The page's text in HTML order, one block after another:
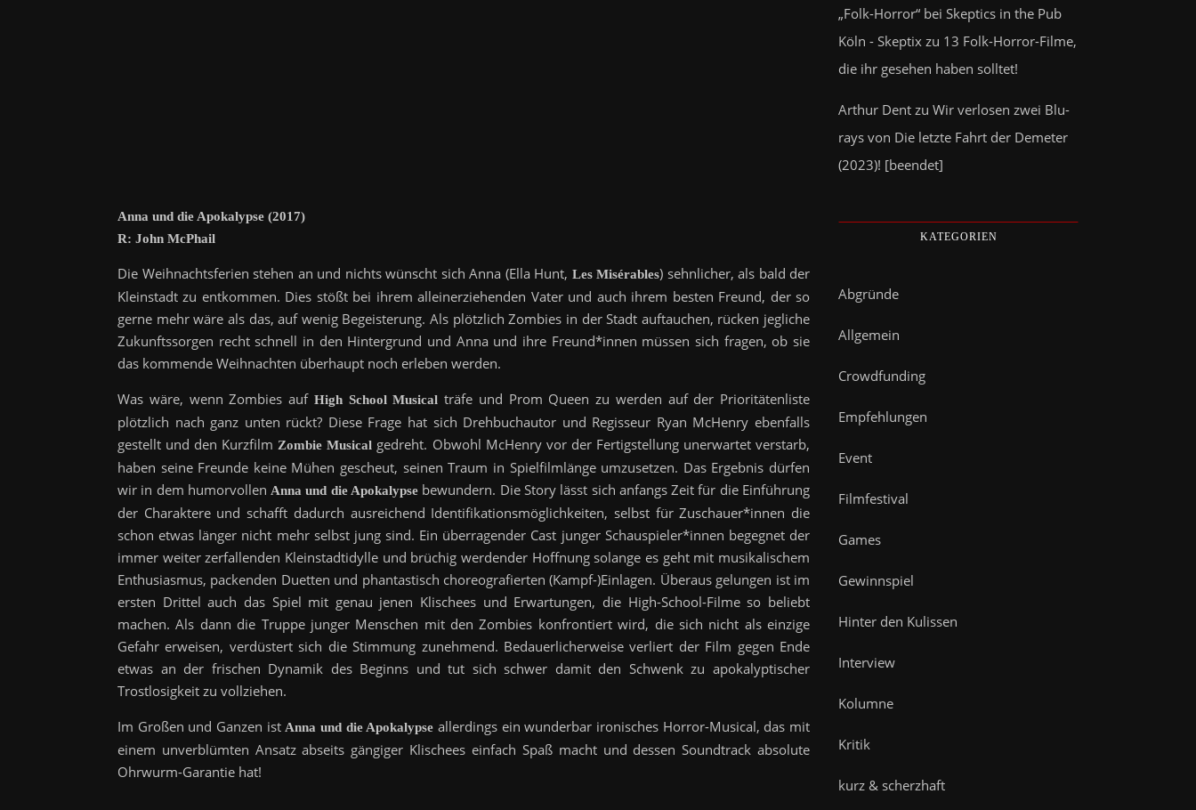
Anna und die Apokalypse (2017)
R: John McPhail
Die Weihnachtsferien stehen an und nichts wünscht sich Anna (Ella Hunt, Les Misérables) sehnlicher, als bald der
Kleinstadt zu entkommen. Dies stößt bei ihrem alleinerziehenden Vater und auch ihrem besten Freund, der so
gerne mehr wäre als das, auf wenig Begeisterung. Als plötzlich Zombies in der Stadt auftauchen, rücken jegliche
Zukunftssorgen recht schnell in den Hintergrund und Anna und ihre Freund*innen müssen sich fragen, ob sie
das kommende Weihnachten überhaupt noch erleben werden.
Was wäre, wenn Zombies auf High School Musical träfe und Prom Queen zu werden auf der Prioritätenliste
plötzlich nach ganz unten rückt? Diese Frage hat sich Drehbuchautor und Regisseur Ryan McHenry ebenfalls
gestellt und den KurzfilmZombie Musical gedreht. Obwohl McHenry vor der Fertigstellung unerwartet verstarb,
haben seine Freunde keine Mühen gescheut, seinen Traum in Spielfilmlänge umzusetzen. Das Ergebnis dürfen
wir in dem humorvollenAnna und die Apokalypse bewundern. Die Story lässt sich anfangs Zeit für die Einführung
der Charaktere und schafft dadurch ausreichend Identifikationsmöglichkeiten, selbst für Zuschauer*innen die
schon etwas länger nicht mehr selbst jung sind. Ein überragender Cast junger Schauspieler*innen begegnet der
immer weiter zerfallenden Kleinstadtidylle und brüchig werdender Hoffnung solange es geht mit musikalischem
Enthusiasmus, packenden Duetten und phantastisch choreografierten (Kampf-)Einlagen. Überaus gelungen ist im
ersten Drittel auch das Spiel mit genau jenen Klischees und Erwartungen, die High-School-Filme so beliebt
machen. Als dann die Truppe junger Menschen mit den Zombies konfrontiert wird, die sich nicht als einzige
Gefahr erweisen, verdüstert sich die Stimmung zunehmend. Bedauerlicherweise verliert der Film gegen Ende
etwas an der frischen Dynamik des Beginns und tut sich schwer damit den Schwenk zu apokalyptischer
Trostlosigkeit zu vollziehen.
Im Großen und Ganzen istAnna und die Apokalypse allerdings ein wunderbar ironisches Horror-Musical, das mit
einem unverblümten Ansatz abseits gängiger Klischees einfach Spaß macht und dessen Soundtrack absolute
Ohrwurm-Garantie hat!
„Folk-Horror“ bei Skeptics in the Pub
Köln - Skeptix zu 13 Folk-Horror-Filme,
die ihr gesehen haben solltet!
Arthur Dent zu Wir verlosen zwei Blu-
rays von Die letzte Fahrt der Demeter
(2023)! [beendet]
KATEGORIEN
Abgründe
Allgemein
Crowdfunding
Empfehlungen
Event
Filmfestival
Games
Gewinnspiel
Hinter den Kulissen
Interview
Kolumne
Kritik
kurz & scherzhaft